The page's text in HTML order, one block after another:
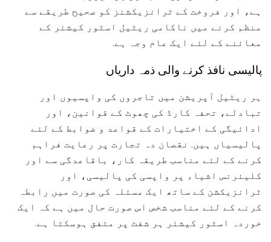
ہے، اور فروخت کے ٹرانزیکشنز کو صحیح طریقے سے
منظم کرنے میں ناکامی ریٹیل اسٹور کیشئر کے
معائنے کے لئے ایک عام وجہ ہے.
پالیسی نافذ کرنے والی ذمہ داریاں
ہر ریٹیل آپریشن میں تاجروں کی واپسیوں اور
تبادلے، تحفہ کارڈ کی چھوٹ کے قوانین، اور
ادائیگی کے اختیارات کے قواعد و ضوابط کے لئے
پالیسیاں ہیں. نقصان دہ تجارت پر رعایت فراہم
کرنے کے لئے مناسب طریقہ کار، باقاعدگی سے اور
کلیئرنس اشیاء پر واپسی کی پالیسی، اور
ٹرانزیکشن کے ساتھ ایک مسئلہ کی صورت میں رابطہ
کرنے کے لئے مناسب شخص اس صورت حال میں ہے کہ ایک
خوردہ اسٹور کیشئر ہر شفٹ پر متفق ہوسکتا ہے.